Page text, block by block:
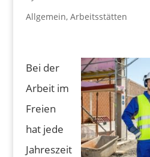
Allgemein, Arbeitsstätten
Bei der
Arbeit im
Freien
hat jede
Jahreszeit